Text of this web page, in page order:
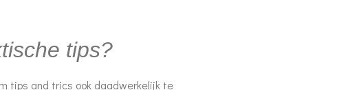
tips?
tips and trics ook daadwerkelijk te